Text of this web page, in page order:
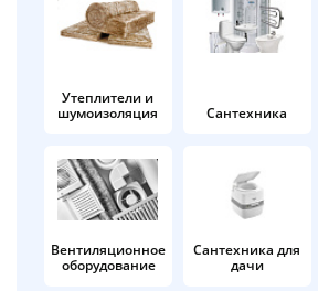
Утеплители и
шумоизоляция
Сантехника
Вентиляционное
оборудование
Сантехника для
дачи
Получайте товар
выбранный способом
Оставшиеся
% будут
по25%каждые 2 недели
Подробнее